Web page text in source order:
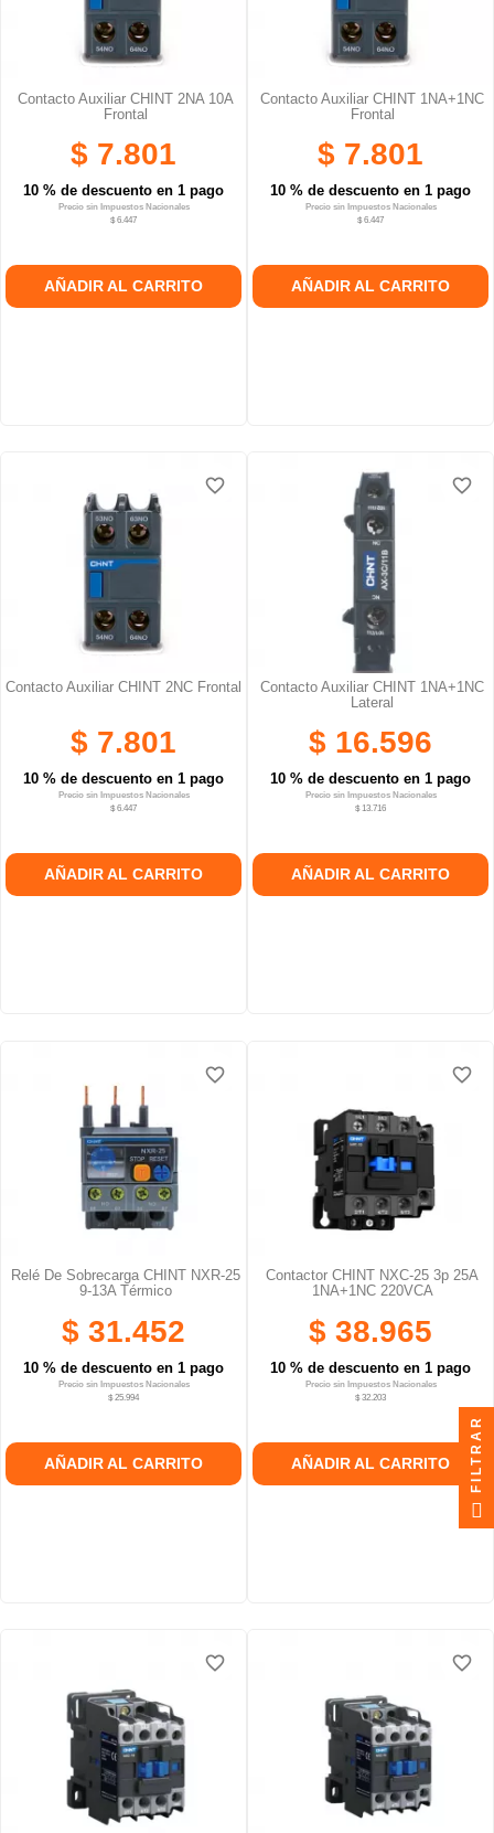
Contacto Auxiliar CHINT 2NA 10A
Frontal
$ 7.801
10 % de descuento en 1 pago
Precio sin Impuestos Nacionales
$ 6.447
AÑADIR AL CARRITO
Contacto Auxiliar CHINT 1NA+1NC
Frontal
$ 7.801
10 % de descuento en 1 pago
Precio sin Impuestos Nacionales
$ 6.447
AÑADIR AL CARRITO
Contacto Auxiliar CHINT 2NC Frontal
$ 7.801
10 % de descuento en 1 pago
Precio sin Impuestos Nacionales
$ 6.447
AÑADIR AL CARRITO
favorite_border
favorite_border
favorite_border
Contacto Auxiliar CHINT 1NA+1NC
Lateral
$ 16.596
10 % de descuento en 1 pago
Precio sin Impuestos Nacionales
$ 13.716
AÑADIR AL CARRITO
favorite_border
favorite_border
favorite_border
Relé De Sobrecarga CHINT NXR-25
9-13A Térmico
$ 31.452
10 % de descuento en 1 pago
Precio sin Impuestos Nacionales
$ 25.994
AÑADIR AL CARRITO
favorite_border
favorite_border
favorite_border
Contactor CHINT NXC-25 3p 25A
1NA+1NC 220VCA
$ 38.965
10 % de descuento en 1 pago
Precio sin Impuestos Nacionales
$ 32.203
AÑADIR AL CARRITO
favorite_border
favorite_border
favorite_border
favorite_border
favorite_border
favorite_border favorite_border
favorite_border
favorite_border
FILTRAR